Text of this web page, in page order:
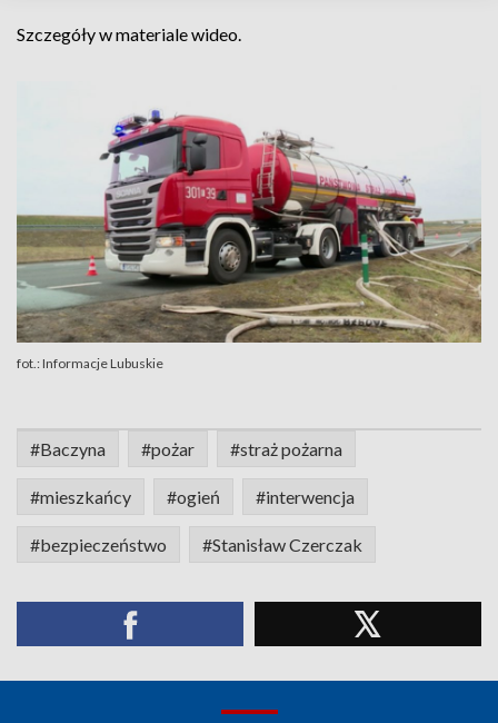
Szczegóły w materiale wideo.
fot.: Informacje Lubuskie
#Baczyna #pożar #straż pożarna
#mieszkańcy #ogień #interwencja
#bezpieczeństwo #Stanisław Czerczak